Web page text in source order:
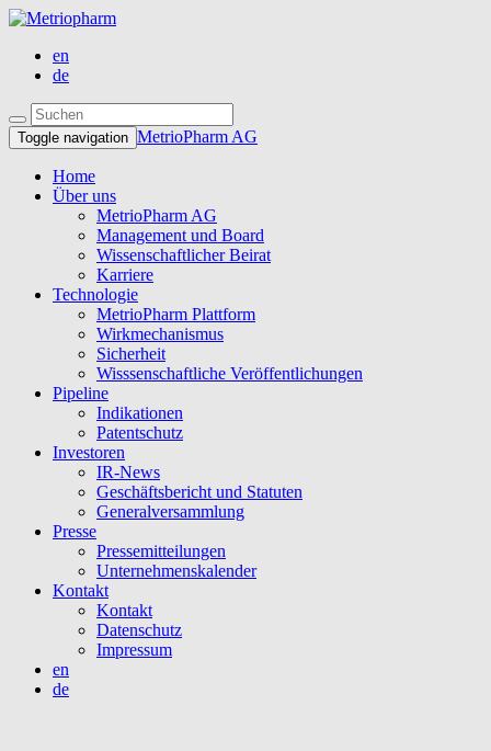
en
de
Toggle navigation MetrioPharm AG
Home
Über uns
MetrioPharm AG
Management und Board
Wissenschaftlicher Beirat
Karriere
Technologie
MetrioPharm Plattform
Wirkmechanismus
Sicherheit
Wisssenschaftliche Veröffentlichungen
Pipeline
Indikationen
Patentschutz
Investoren
IR-News
Geschäftsbericht und Statuten
Generalversammlung
Presse
Pressemitteilungen
Unternehmenskalender
Kontakt
Kontakt
Datenschutz
Impressum
en
de